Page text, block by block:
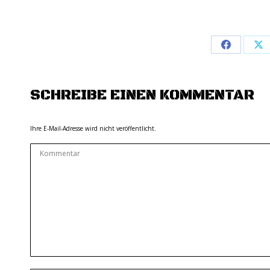
Share
Facebook
SCHREIBE EINEN KOMMENTAR
Ihre E-Mail-Adresse wird nicht veröffentlicht.
Kommentar